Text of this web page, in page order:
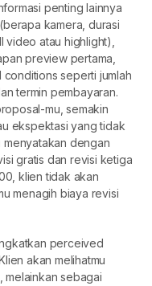
penting lainnya
kamera, durasi
atau highlight),
preview pertama,
seperti jumlah
termin pembayaran.
mu, semakin
ekspektasi yang tidak
menyatakan dengan
gratis dan revisi ketiga
klien tidak akan
menagih biaya revisi
perceived
akan melihatmu
melainkan sebagai